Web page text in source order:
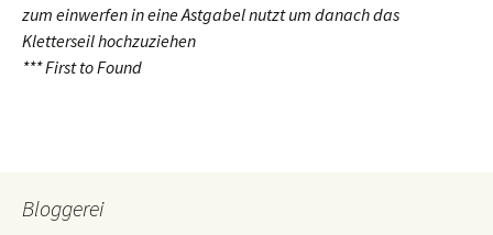
zum einwerfen in eine Astgabel nutzt um danach das
Kletterseil hochzuziehen
*** First to Found
Bloggerei